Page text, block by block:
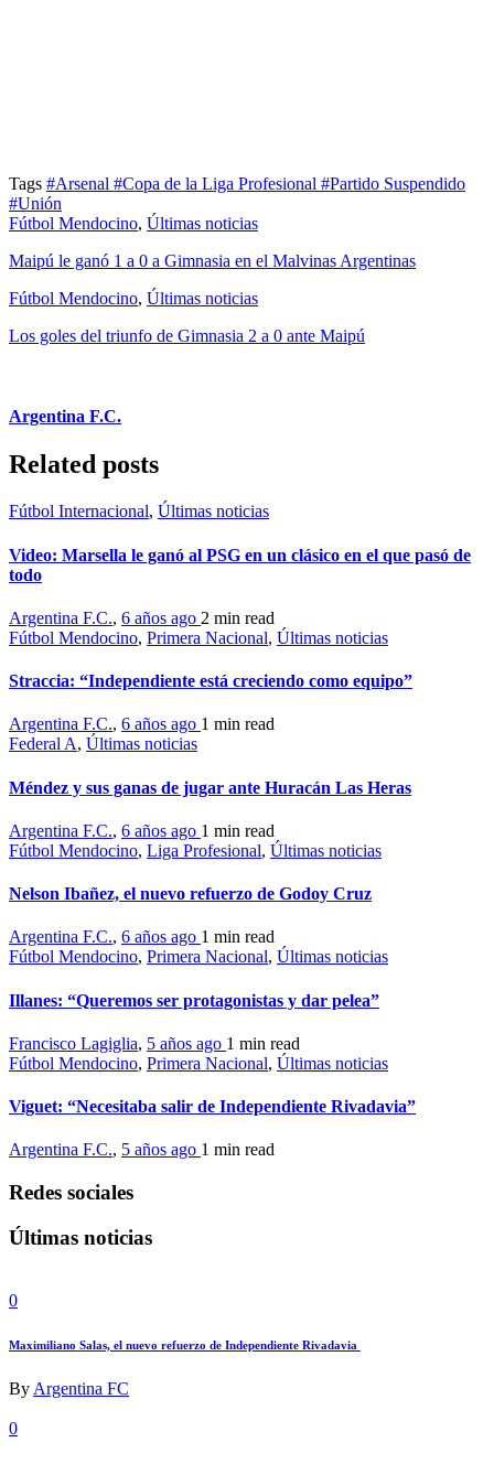
Tags #Arsenal #Copa de la Liga Profesional #Partido Suspendido
#Unión
Fútbol Mendocino, Últimas noticias
Maipú le ganó 1 a 0 a Gimnasia en el Malvinas Argentinas
Fútbol Mendocino, Últimas noticias
Los goles del triunfo de Gimnasia 2 a 0 ante Maipú
Argentina F.C.
Related posts
Fútbol Internacional, Últimas noticias
Video: Marsella le ganó al PSG en un clásico en el que pasó de
todo
Argentina F.C., 6 años ago 2 min read
Fútbol Mendocino, Primera Nacional, Últimas noticias
Straccia: “Independiente está creciendo como equipo”
Argentina F.C., 6 años ago 1 min read
Federal A, Últimas noticias
Méndez y sus ganas de jugar ante Huracán Las Heras
Argentina F.C., 6 años ago 1 min read
Fútbol Mendocino, Liga Profesional, Últimas noticias
Nelson Ibañez, el nuevo refuerzo de Godoy Cruz
Argentina F.C., 6 años ago 1 min read
Fútbol Mendocino, Primera Nacional, Últimas noticias
Illanes: “Queremos ser protagonistas y dar pelea”
Francisco Lagiglia, 5 años ago 1 min read
Fútbol Mendocino, Primera Nacional, Últimas noticias
Viguet: “Necesitaba salir de Independiente Rivadavia”
Argentina F.C., 5 años ago 1 min read
Redes sociales
Últimas noticias
0
Maximiliano Salas, el nuevo refuerzo de Independiente Rivadavia
By Argentina FC
0